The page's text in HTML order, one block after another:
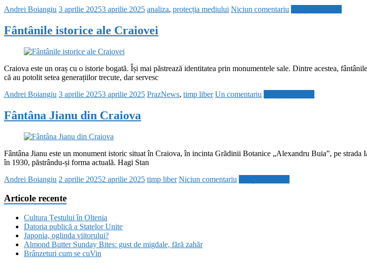
Andrei Boiangiu 3 aprilie 20253 aprilie 2025 analiza, protecția mediului Niciun comentariu
Fântânile istorice ale Craiovei
Craiova este un oraș cu o istorie bogată. Își mai păstrează identitatea prin monumentele sale. Dintre acestea,
că au potolit setea generațiilor trecute, dar servesc
Andrei Boiangiu 3 aprilie 20253 aprilie 2025 PrazNews, timp liber Un comentariu
Fântâna Jianu din Craiova
Fântâna Jianu este un monument istoric situat în Craiova, în incinta Grădinii Botanice „Alexandru Buia”, pe
în 1930, păstrându-și forma actuală. Hagi Stan
Andrei Boiangiu 2 aprilie 20252 aprilie 2025 timp liber Niciun comentariu
Articole recente
Cultura Țestului în Oltenia
Datoria publică a Statelor Unite
Japonia, oglinda viitorului?
Almond Butter Sunday Bites: gust de migdale, fără zahăr
Brânzeturi cum se cuVin